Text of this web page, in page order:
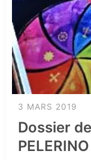
3 MARS 2019
Dossier
PELERINO